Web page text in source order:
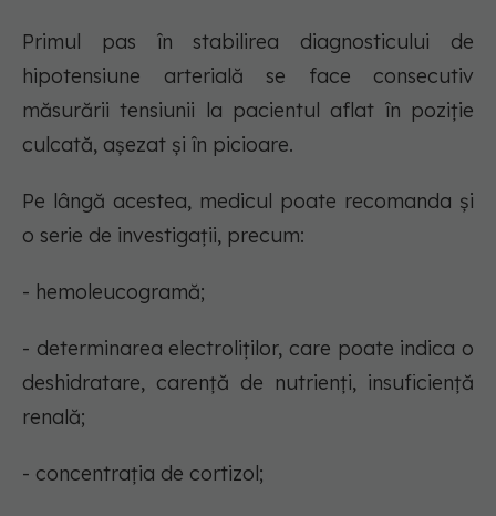
Primul pas în stabilirea diagnosticului de
hipotensiune arterială se face consecutiv
măsurării tensiunii la pacientul aflat în poziție
culcată, așezat și în picioare.
Pe lângă acestea, medicul poate recomanda și
o serie de investigații, precum:
- hemoleucogramă;
- determinarea electroliților, care poate indica o
deshidratare, carență de nutrienți, insuficiență
renală;
- concentrația de cortizol;